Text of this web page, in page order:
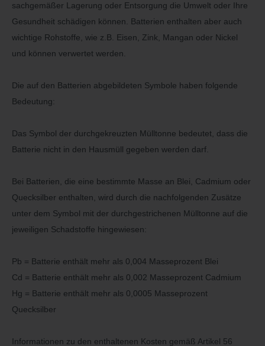
sachgemäßer Lagerung oder Entsorgung die Umwelt oder Ihre
Gesundheit schädigen können. Batterien enthalten aber auch
wichtige Rohstoffe, wie z.B. Eisen, Zink, Mangan oder Nickel
und können verwertet werden.
Die auf den Batterien abgebildeten Symbole haben folgende
Bedeutung:
Das Symbol der durchgekreuzten Mülltonne bedeutet, dass die
Batterie nicht in den Hausmüll gegeben werden darf.
Bei Batterien, die eine bestimmte Masse an Blei, Cadmium oder
Quecksilber enthalten, wird durch die nachfolgenden Zusätze
unter dem Symbol mit der durchgestrichenen Mülltonne auf die
jeweiligen Schadstoffe hingewiesen:
Pb = Batterie enthält mehr als 0,004 Masseprozent Blei
Cd = Batterie enthält mehr als 0,002 Masseprozent Cadmium
Hg = Batterie enthält mehr als 0,0005 Masseprozent
Quecksilber
Informationen zu den enthaltenen Kosten gemäß Artikel 56